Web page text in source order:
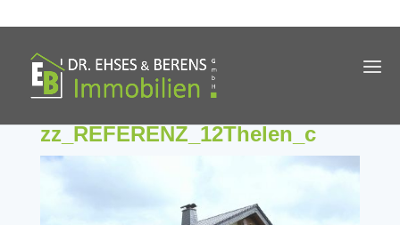
zz_REFERENZ_12Thelen_c